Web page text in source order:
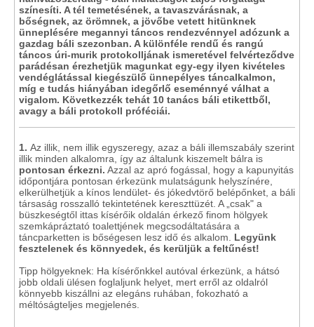
színesíti. A tél temetésének, a tavaszvárásnak, a
bőségnek, az örömnek, a jövőbe vetett hitünknek
ünneplésére megannyi táncos rendezvénnyel adózunk a
gazdag báli szezonban. A különféle rendű és rangú
táncos úri-murik protokolljának ismeretével felvérteződve
parádésan érezhetjük magunkat egy-egy ilyen kivételes
vendéglátással kiegészülő ünnepélyes táncalkalmon,
míg e tudás hiányában idegőrlő eseménnyé válhat a
vigalom. Következzék tehát 10 tanács báli etikettből,
avagy a báli protokoll próféciái.
1. Az illik, nem illik egyszeregy, azaz a báli illemszabály szerint
illik minden alkalomra, így az általunk kiszemelt bálra is
pontosan érkezni. Azzal az apró fogással, hogy a kapunyitás
időpontjára pontosan érkezünk mulatságunk helyszínére,
elkerülhetjük a kínos lendület- és jókedvtörő belépőnket, a báli
társaság rosszalló tekintetének kereszttüzét. A „csak" a
büszkeségtől ittas kísérőik oldalán érkező finom hölgyek
szemkápráztató toalettjének megcsodáltatására a
táncparketten is bőségesen lesz idő és alkalom. Legyünk
fesztelenek és könnyedek, és kerüljük a feltűnést!
Tipp hölgyeknek: Ha kísérőnkkel autóval érkezünk, a hátsó
jobb oldali ülésen foglaljunk helyet, mert erről az oldalról
könnyebb kiszállni az elegáns ruhában, fokozható a
méltóságteljes megjelenés.